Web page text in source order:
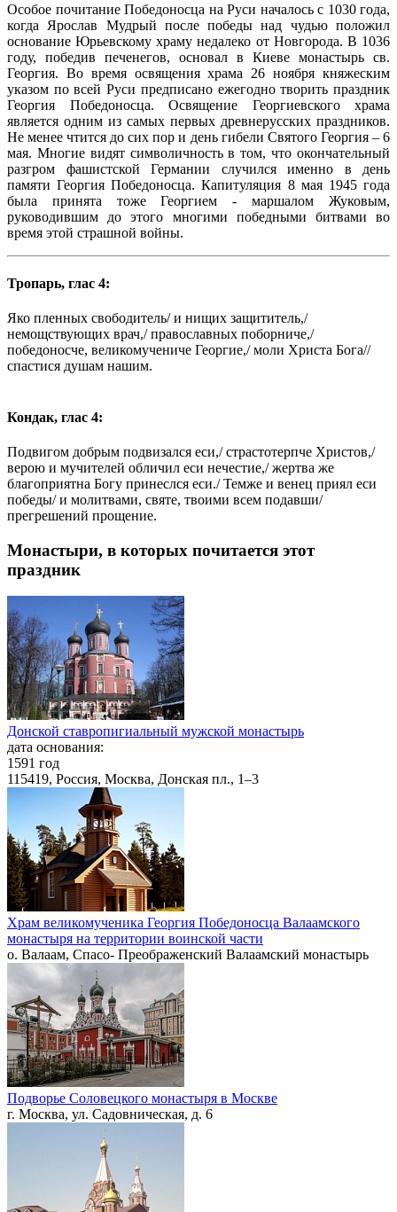
Особое почитание Победоносца на Руси началось с 1030 года,
когда Ярослав Мудрый после победы над чудью положил
основание Юрьевскому храму недалеко от Новгорода. В 1036
году, победив печенегов, основал в Киеве монастырь св.
Георгия. Во время освящения храма 26 ноября княжеским
указом по всей Руси предписано ежегодно творить праздник
Георгия Победоносца. Освящение Георгиевского храма
является одним из самых первых древнерусских праздников.
Не менее чтится до сих пор и день гибели Святого Георгия – 6
мая. Многие видят символичность в том, что окончательный
разгром фашистской Германии случился именно в день
памяти Георгия Победоносца. Капитуляция 8 мая 1945 года
была принята тоже Георгием - маршалом Жуковым,
руководившим до этого многими победными битвами во
время этой страшной войны.
Тропарь, глас 4:
Яко пленных свободитель/ и нищих защититель,/
немощствующих врач,/ православных поборниче,/
победоносче, великомучениче Георгие,/ моли Христа Бога//
спастися душам нашим.
Кондак, глас 4:
Подвигом добрым подвизался еси,/ страстотерпче Христов,/
верою и мучителей обличил еси нечестие,/ жертва же
благоприятна Богу принеслся еси./ Темже и венец приял еси
победы/ и молитвами, святе, твоими всем подавши/
прегрешений прощение.
Монастыри, в которых почитается этот
праздник
Донской ставропигиальный мужской монастырь
дата основания:
1591 год
115419, Россия, Москва, Донская пл., 1–3
Храм великомученика Георгия Победоносца Валаамского
монастыря на территории воинской части
о. Валаам, Спасо- Преображенский Валаамский монастырь
Подворье Соловецкого монастыря в Москве
г. Москва, ул. Садовническая, д. 6